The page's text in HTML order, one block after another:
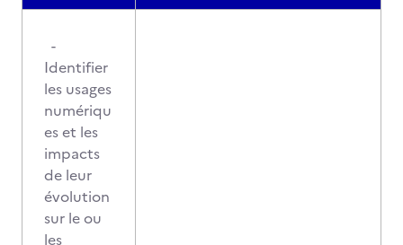
-
Identifier
les usages
numériqu
es et les
impacts
de leur
évolution
sur le ou
les